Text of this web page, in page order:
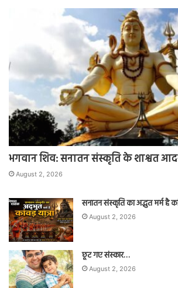
भगवान शिव: सनातन संस्कृति के शाश्वत
August 2, 2026
सनातन संस्कृति का अद्भुत मर्म है
August 2, 2026
छूट गए संस्कार…
August 2, 2026